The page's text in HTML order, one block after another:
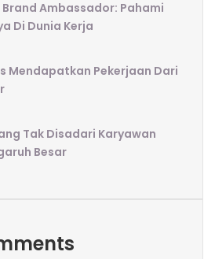
Ambassador: Pahami
Di Dunia Kerja
Mendapatkan Pekerjaan Dari
Tak Disadari Karyawan
Besar